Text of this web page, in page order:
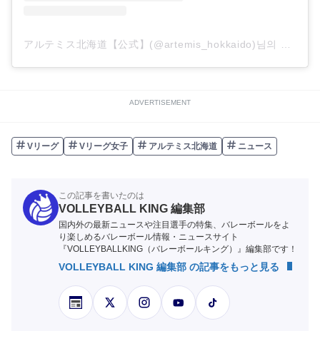
アルテミス北海道【公式】(@artemis_hokkaido)님의 공유 게시물
ADVERTISEMENT
Vリーグ Vリーグ女子 アルテミス北海道 ニュース
この記事を書いたのは
VOLLEYBALL KING 編集部
国内外の最新ニュースや注目選手の特集、バレーボールをよ
り楽しめるバレーボール情報・ニュースサイト
『VOLLEYBALLKING（バレーボールキング）』編集部です！
VOLLEYBALL KING 編集部 の記事をもっと見る